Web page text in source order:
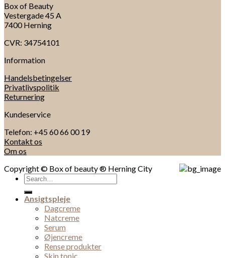
Box of Beauty
Vestergade 45 A
7400 Herning
CVR: 34754101
Information
Handelsbetingelser
Privatlivspolitik
Returnering
Kundeservice
Telefon: +45 60 66 00 19
Kontakt os
Om os
Copyright © Box of beauty ® Herning City
Search
for:
Ansigtspleje
Dagcreme
Natcreme
Serum
Øjencreme
Rense produkter
Skin tonic